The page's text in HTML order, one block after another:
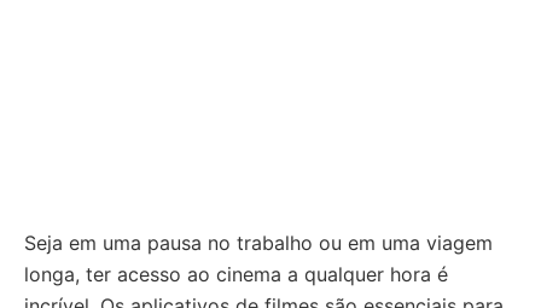
Seja em uma pausa no trabalho ou em uma viagem
longa, ter acesso ao cinema a qualquer hora é